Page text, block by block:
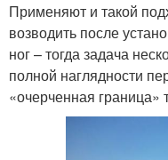
Применяют и такой
возводить после
ног – тогда задача
полной наглядности
«очерченная граница»